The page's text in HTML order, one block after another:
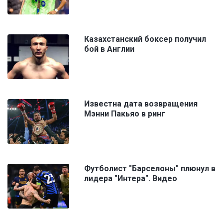
Казахстанский боксер получил
бой в Англии
Известна дата возвращения
Мэнни Пакьяо в ринг
Футболист "Барселоны" плюнул в
лидера "Интера". Видео